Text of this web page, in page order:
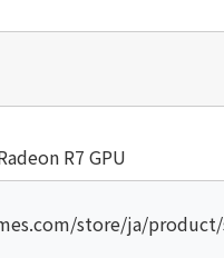
R7 GPU
store/ja/